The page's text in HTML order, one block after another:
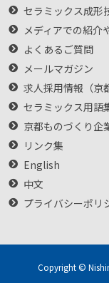
セラミックス成形
メディアでの紹介
よくあるご質問
メールマガジン
求人採用情報（京
セラミックス用語
京都ものづくり企
リンク集
English
中文
プライバシーポリ
Copyright ©